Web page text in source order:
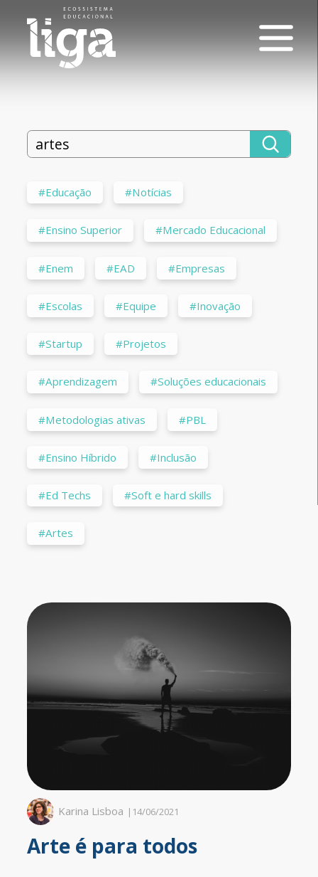
#Educação #Notícias
#Ensino Superior #Mercado Educacional
#Enem #EAD #Empresas
#Escolas #Equipe #Inovação
#Startup #Projetos
#Aprendizagem #Soluções educacionais
#Metodologias ativas #PBL
#Ensino Híbrido #Inclusão
#Ed Techs #Soft e hard skills
#Artes
Karina Lisboa | 14/06/2021
Arte é para todos